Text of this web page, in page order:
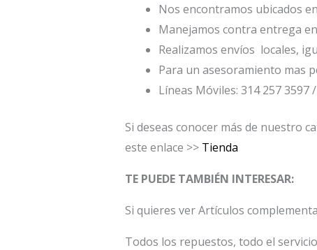
Nos encontramos ubicados
Manejamos contra entrega
Realizamos envíos locales,
Para un asesoramiento mas
Líneas Móviles: 314 257 3597
Si deseas conocer más de nuestro
este enlace >> Tienda
TE PUEDE TAMBIÉN INTERESAR:
Si quieres ver Artículos
Todos los repuestos, todo el